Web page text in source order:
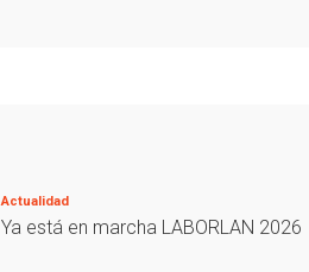
Actualidad
Ya está en marcha LABORLAN 2026